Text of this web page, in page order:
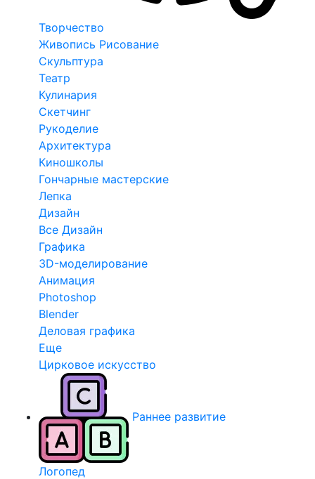
Творчество
Живопись Рисование
Скульптура
Театр
Кулинария
Скетчинг
Рукоделие
Архитектура
Киношколы
Гончарные мастерские
Лепка
Дизайн
Все Дизайн
Графика
3D-моделирование
Анимация
Photoshop
Blender
Деловая графика
Еще
Цирковое искусство
Раннее развитие
Логопед